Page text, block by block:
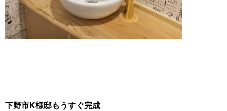
下野市K様邸もうすぐ完成